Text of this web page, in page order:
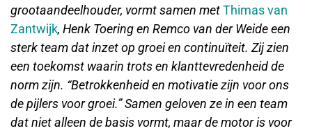
grootaandeelhouder, vormt samen metThimas van
Zantwijk, Henk Toering en Remco van der Weide een
sterk team dat inzet op groei en continuïteit. Zij zien
een toekomst waarin trots en klanttevredenheid de
norm zijn. “Betrokkenheid en motivatie zijn voor ons
de pijlers voor groei.” Samen geloven ze in een team
dat niet alleen de basis vormt, maar de motor is voor